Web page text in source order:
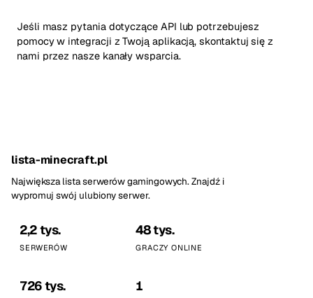
Jeśli masz pytania dotyczące API lub potrzebujesz
pomocy w integracji z Twoją aplikacją, skontaktuj się z
nami przez nasze kanały wsparcia.
lista-minecraft.pl
Największa lista serwerów gamingowych. Znajdź i
wypromuj swój ulubiony serwer.
2,2 tys.
SERWERÓW
48 tys.
GRACZY ONLINE
726 tys. 1